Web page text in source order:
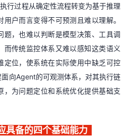
行过程从确定性流程转变为基于推理
户而言变得不可预测且难以理解。
题，也难以判断是模型决策、工具调
而传统监控体系又难以感知这类语义
定位，使系统在实际使用中缺乏可控
向Agent的可观测体系，对其执行链
，为问题定位和系统优化提供基础支
具备的四个基础能力